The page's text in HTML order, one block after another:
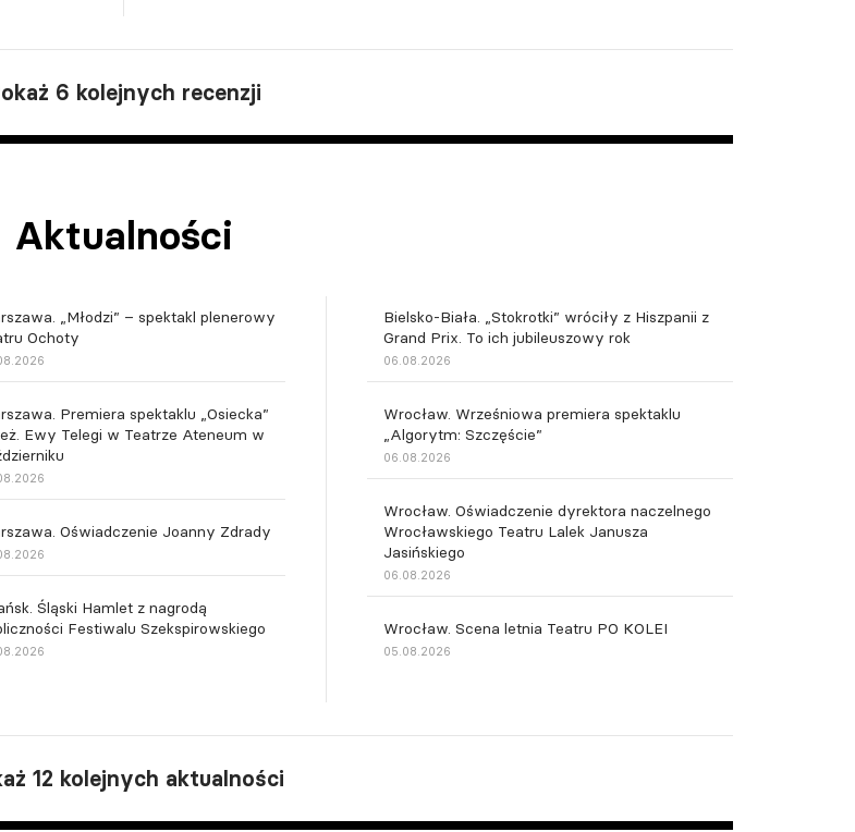
6 kolejnych recenzji
Aktualności
„Młodzi” – spektakl plenerowy
Ochoty
Premiera spektaklu „Osiecka”
Ewy Telegi w Teatrze Ateneum w
Oświadczenie Joanny Zdrady
Śląski Hamlet z nagrodą
Festiwalu Szekspirowskiego
Bielsko-Biała. „Stokrotki” wróciły z Hiszpanii z
Grand Prix. To ich jubileuszowy rok
06.08.2026
Wrocław. Wrześniowa premiera spektaklu
„Algorytm: Szczęście”
06.08.2026
Wrocław. Oświadczenie dyrektora naczelnego
Wrocławskiego Teatru Lalek Janusza
Jasińskiego
06.08.2026
Wrocław. Scena letnia Teatru PO KOLEI
05.08.2026
12 kolejnych aktualności